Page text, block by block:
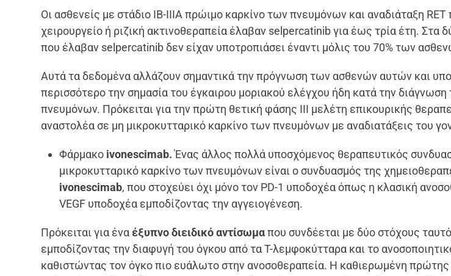
Οι ασθενείς με στάδιο ΙΒ-ΙΙΙΑ πρώιμο καρκίνο των πνευμόνων και αναδιάταξη
χειρουργείο ή ριζική ακτινοθεραπεία έλαβαν selpercatinib για έως τρία έτη. Στα
που έλαβαν selpercatinib δεν είχαν υποτροπιάσει έναντι μόλις του 70% των
Αυτά τα δεδομένα αλλάζουν σημαντικά την πρόγνωση των ασθενών αυτών και
περισσότερο την σημασία του έγκαιρου μοριακού ελέγχου ήδη κατά την
πνευμόνων. Πρόκειται για την πρώτη θετική φάσης III μελέτη επικουρικής
αναστολέα σε μη μικροκυτταρικό καρκίνο των πνευμόνων με αναδιατάξεις του
Φάρμακο ivonescimab.Ένας άλλος πολλά υποσχόμενος θεραπευτικός
μικροκυτταρικό καρκίνο των πνευμόνων είναι ο συνδυασμός της
ivonescimab, που στοχεύει όχι μόνο τον PD-1 υποδοχέα όπως η κλασική
VEGF υποδοχέα εμποδίζοντας την αγγειογένεση.
Πρόκειται για ένα έξυπνο διειδικό αντίσωμαπου συνδέεται με δύο στόχους
εμποδίζοντας την διαφυγή του όγκου από τα Τ-λεμφοκύτταρα και το
καθιστώντας τον όγκο πιο ευάλωτο στην ανοσοθεραπεία. Η καθιερωμένη πρώτης